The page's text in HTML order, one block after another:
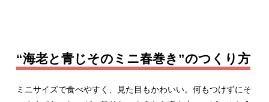
“海老と青じそのミニ春巻き”のつくり方
ミニサイズで食べやすく、見た目もかわいい。何もつけずにそ